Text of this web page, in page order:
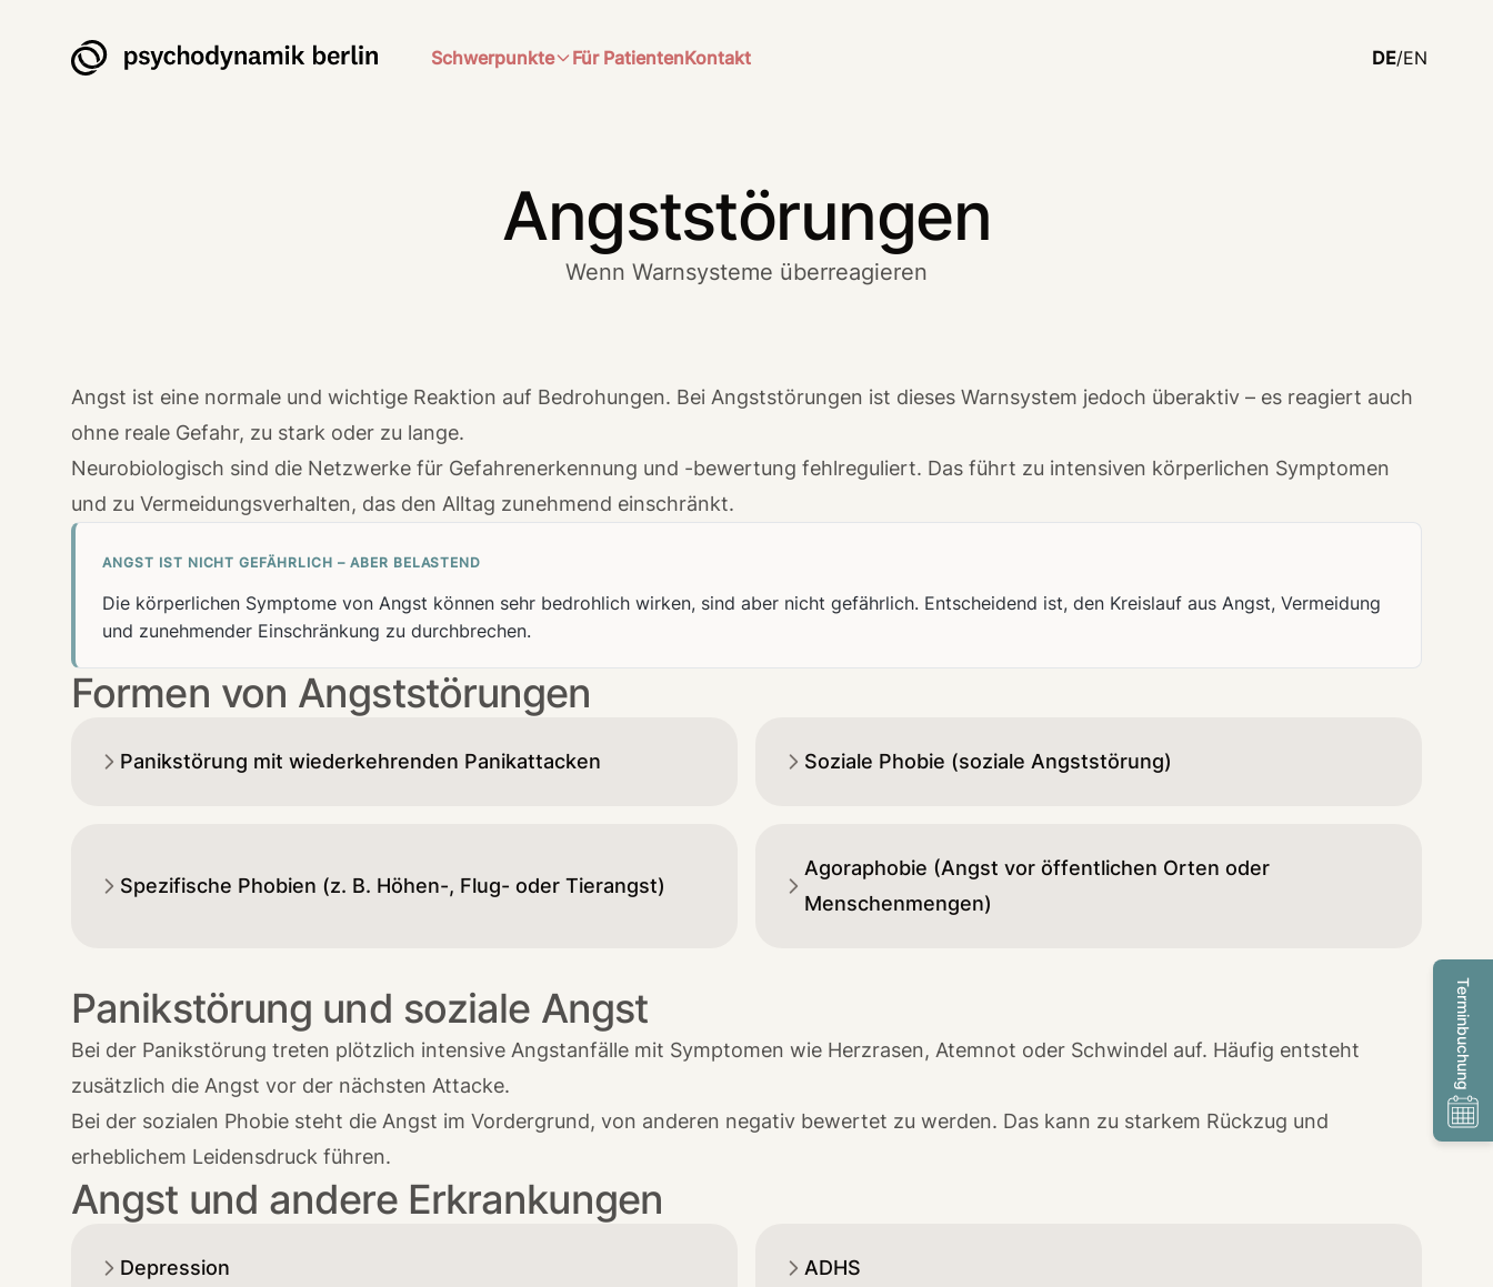
Psychodynamik Berlin Schwerpunkte Für PatientenKontakt DE/EN
Terminbuchung
Angststörungen
Wenn Warnsysteme überreagieren
Angst ist eine normale und wichtige Reaktion auf Bedrohungen. Bei Angststörungen ist dieses Warnsystem jedoch überaktiv – es reagiert auch
ohne reale Gefahr, zu stark oder zu lange.
Neurobiologisch sind die Netzwerke für Gefahrenerkennung und -bewertung fehlreguliert. Das führt zu intensiven körperlichen Symptomen
und zu Vermeidungsverhalten, das den Alltag zunehmend einschränkt.
ANGST IST NICHT GEFÄHRLICH – ABER BELASTEND
Die körperlichen Symptome von Angst können sehr bedrohlich wirken, sind aber nicht gefährlich. Entscheidend ist, den Kreislauf aus Angst, Vermeidung
und zunehmender Einschränkung zu durchbrechen.
Formen von Angststörungen
Panikstörung mit wiederkehrenden Panikattacken Soziale Phobie (soziale Angststörung)
Spezifische Phobien (z. B. Höhen-, Flug- oder Tierangst)
Agoraphobie (Angst vor öffentlichen Orten oder
Menschenmengen)
Panikstörung und soziale Angst
Bei der Panikstörung treten plötzlich intensive Angstanfälle mit Symptomen wie Herzrasen, Atemnot oder Schwindel auf. Häufig entsteht
zusätzlich die Angst vor der nächsten Attacke.
Bei der sozialen Phobie steht die Angst im Vordergrund, von anderen negativ bewertet zu werden. Das kann zu starkem Rückzug und
erheblichem Leidensdruck führen.
Angst und andere Erkrankungen
Depression ADHS